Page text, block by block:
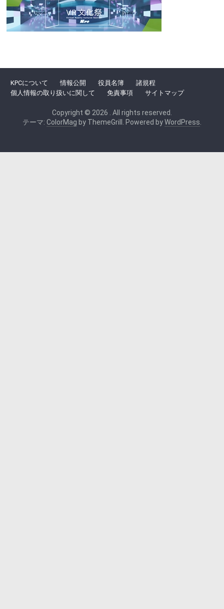
KPCについて 情報公開 役員名簿
諸規程
個人情報の取り扱いに関して
免責事項 サイトマップ
Copyright © 2026 . All rights reserved.
テーマ: ColorMag by ThemeGrill. Powered byWordPress.